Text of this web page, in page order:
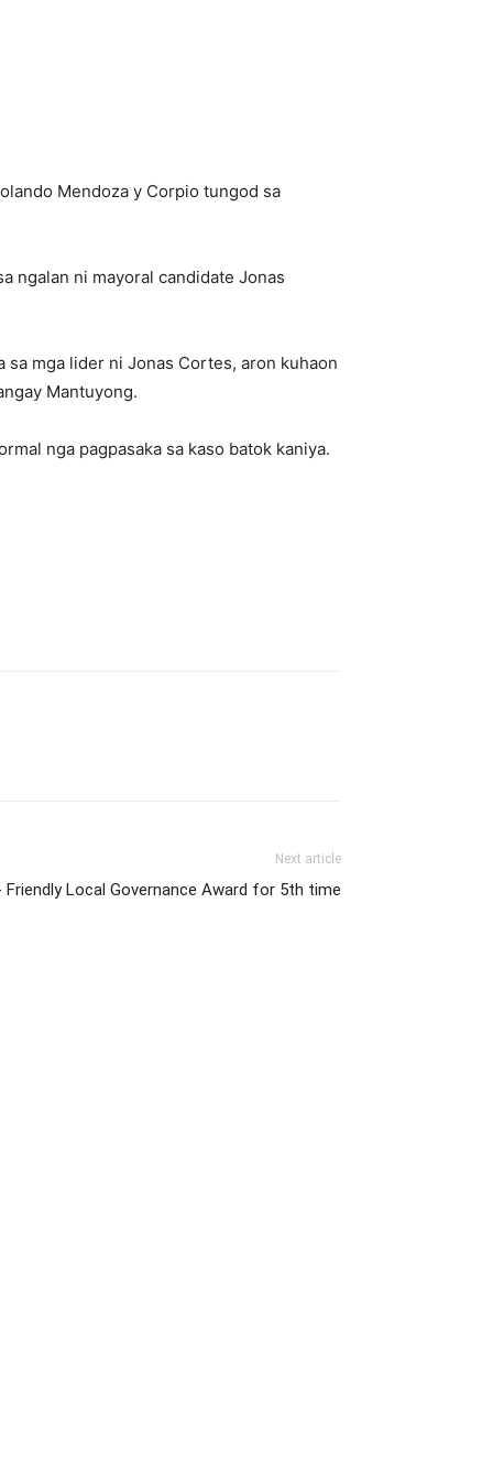
Mendoza y Corpio tungod sa
ngalan ni mayoral candidate Jonas
sa mga lider ni Jonas Cortes, aron kuhaon
Mantuyong.
nga pagpasaka sa kaso batok kaniya.
Next article
Local Governance Award for 5th time